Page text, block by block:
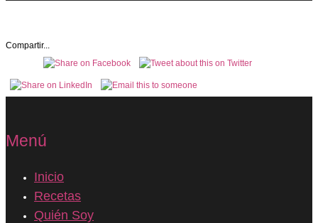
Compartir...
Menú
Inicio
Recetas
Quién Soy